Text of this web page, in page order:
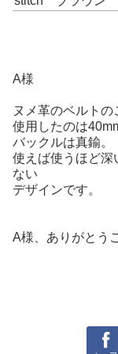
A様
ヌメ革のベルトの
使用したのは
バックルは真鍮。
使えば使うほど深
ない
デザインです。
A様、ありがとう